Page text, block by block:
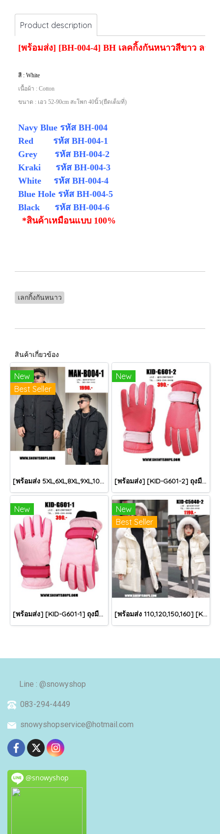
Product description
[พร้อมส่ง] [BH-004-4] BH เลคกิ้งกันหนาวสีขาว ลาย
สี : White
เนื้อผ้า : Cotton
ขนาด : เอว 52-90cm สะโพก 40นิ้ว(ยืดเต็มที่)
Navy Blue รหัส BH-004
Red รหัส BH-004-1
Grey รหัส BH-004-2
Kraki รหัส BH-004-3
White รหัส BH-004-4
Blue Hole รหัส BH-004-5
Black รหัส BH-004-6
*สินค้าเหมือนแบบ 100%
เลกกิ้งกันหนาว
สินค้าเกี่ยวข้อง
New
Best Seller
[พร้อมส่ง 5XL,6XL,8XL,9XL,10XL] [Man-B004-1] Down Jackets BigSize เสื้อโค้ทขนเป็ดกันหนาวสีดำชายไซด์ใหญ่ มีหมวกฮู้ด ซิปด้านหน้า กันน้ำ ใส่กันหนาวติดลบได้อย่างดี
New
[พร้อมส่ง] [KID-G601-2] ถุงมือกันหนาวเด็กสีชมพูเข้ม ซับขนด้านใน ใส่กันหนาวเล่นหิมะได้ (เหมาะสำหรับเด็ก 3-5ขวบ)
New
[พร้อมส่ง] [KID-G601-1] ถุงมือกันหนาวเด็กสีชมพูอ่อน ซับขนด้านใน ใส่กันหนาวเล่นหิมะได้ (เหมาะสำหรับเด็ก 3-5ขวบ)
New
Best Seller
[พร้อมส่ง 110,120,150,160] [KID-C5040-2] เสื้อโค้ทกันหนาวเด็กขนเป็ดสีขาว แขนยาว มีกระเป๋าสองข้าง แบบซิปด้านหน้า หมวกฮู้ดติดเฟอร์ฟรุ้งฟริ้งใส่ติดลบกันหนาว เล่นหิมะได้ค่ะ
Line : @snowyshop
083-294-4449
snowyshopservice@hotmail.com
@snowyshop